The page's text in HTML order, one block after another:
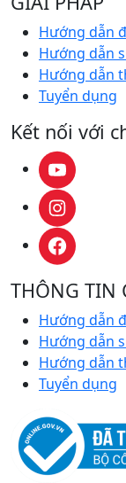
Hướng dẫn
Hướng dẫn
Hướng dẫn
Tuyển dụng
Kết nối với
THÔNG TIN
Hướng dẫn
Hướng dẫn
Hướng dẫn
Tuyển dụng